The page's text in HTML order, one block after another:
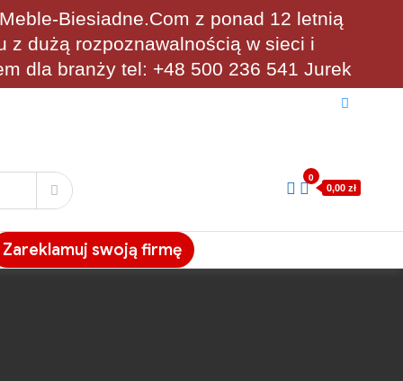
Biesiadne.Com z ponad 12 letnią
z dużą rozpoznawalnością w sieci i
dla branży tel: +48 500 236 541 Jurek
0
0,00 zł
Zareklamuj swoją firmę